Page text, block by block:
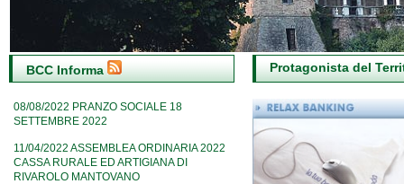
BCC Informa
08/08/2022 PRANZO SOCIALE 18
SETTEMBRE 2022
11/04/2022 ASSEMBLEA ORDINARIA 2022
CASSA RURALE ED ARTIGIANA DI
RIVAROLO MANTOVANO
Protagonista del